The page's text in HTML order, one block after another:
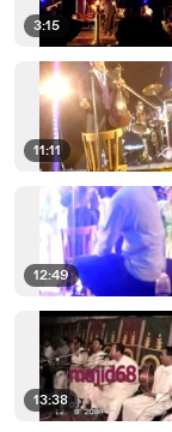
3:15
11:11
12:49
13:38